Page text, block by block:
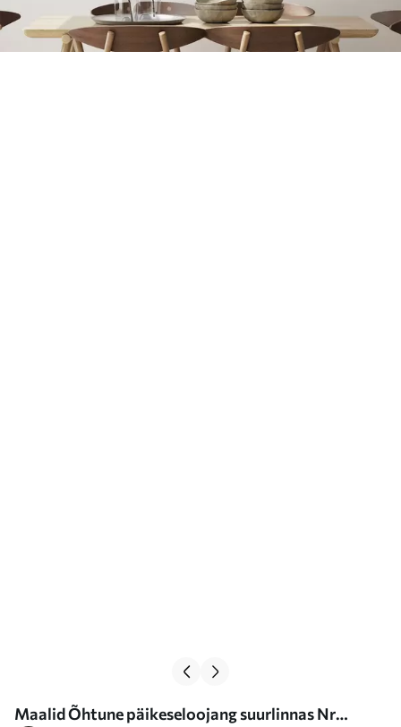
Maalid Õhtune päikeseloojang suurlinnas Nr